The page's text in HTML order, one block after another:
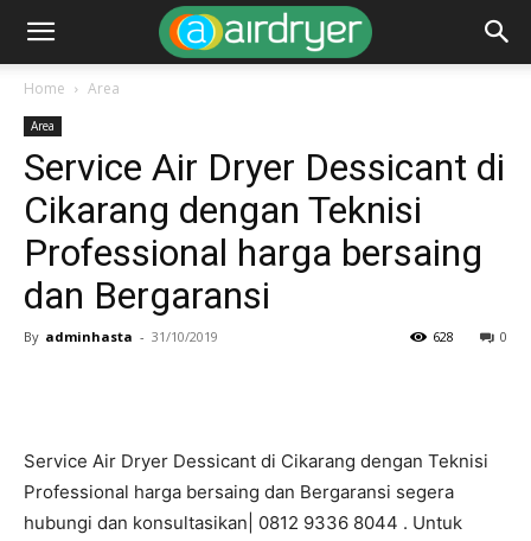
Home Area
Area
Service Air Dryer Dessicant di
Cikarang dengan Teknisi
Professional harga bersaing
dan Bergaransi
By adminhasta - 31/10/2019 0
628
Service Air Dryer Dessicant di Cikarang dengan Teknisi
Professional harga bersaing dan Bergaransi segera
hubungi dan konsultasikan| 0812 9336 8044 . Untuk